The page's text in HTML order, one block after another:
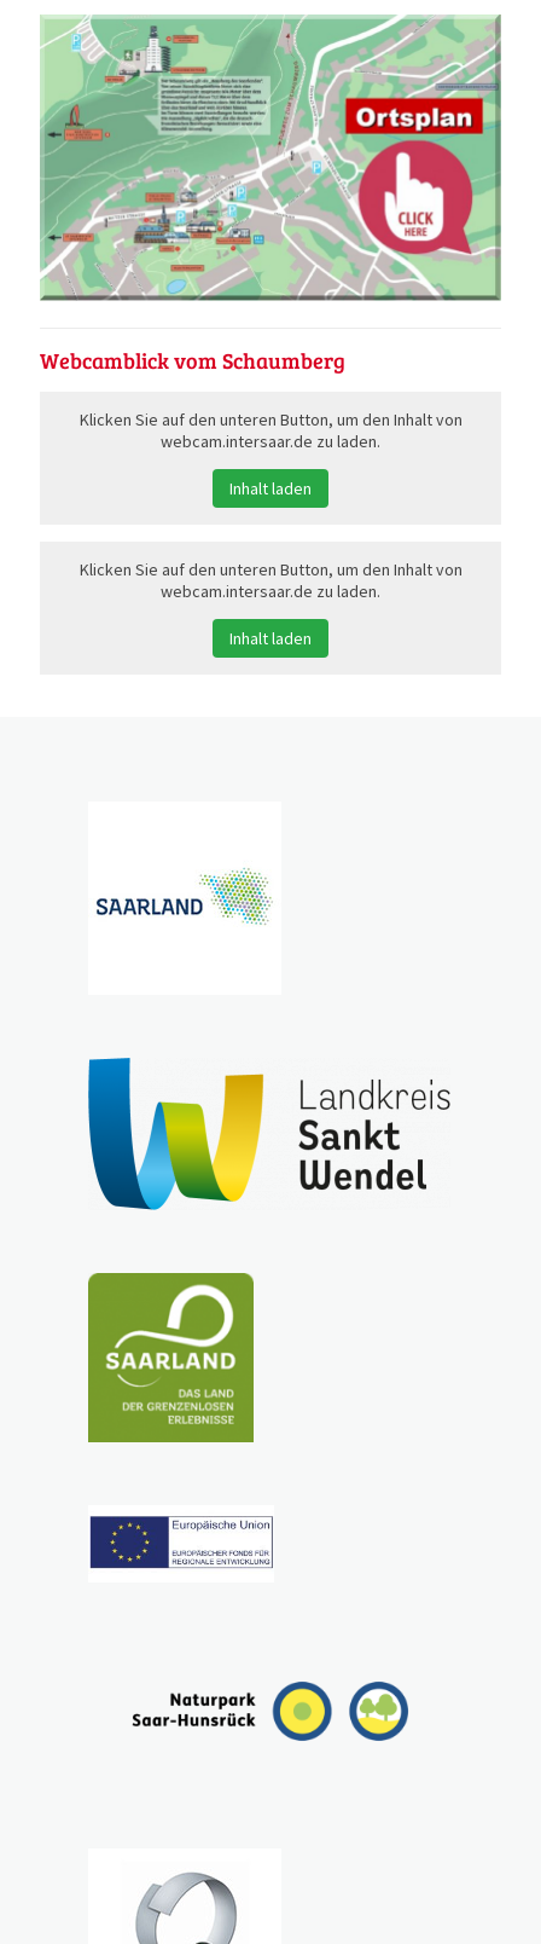
Webcamblick vom Schaumberg
Klicken Sie auf den unteren Button, um den Inhalt von
webcam.intersaar.de zu laden.
Inhalt laden
Klicken Sie auf den unteren Button, um den Inhalt von
webcam.intersaar.de zu laden.
Inhalt laden